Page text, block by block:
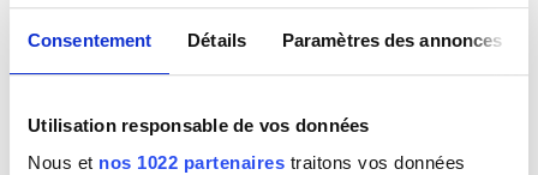
Consentement Détails Paramètres des annonces
Utilisation responsable de vos données
Nous et nos 1022 partenaires traitons vos données
Wi-Fi gratuit
Parking gratuit